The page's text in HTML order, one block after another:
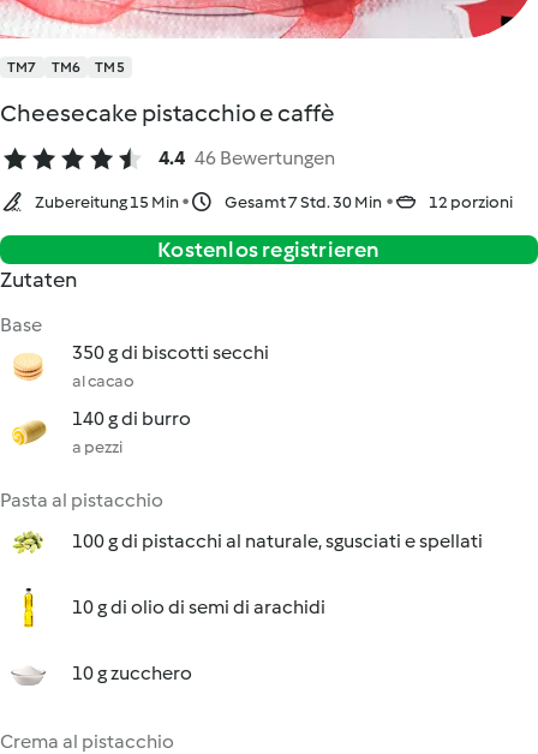
TM7 TM6 TM5
Cheesecake pistacchio e caffè
4.4 46 Bewertungen
Zubereitung 15 Min Gesamt 7 Std. 30 Min 12 porzioni
Kostenlos registrieren
Zutaten
Base
350 g di biscotti secchi
al cacao
140 g di burro
a pezzi
Pasta al pistacchio
100 g di pistacchi al naturale, sgusciati e spellati
10 g di olio di semi di arachidi
10 g zucchero
Crema al pistacchio